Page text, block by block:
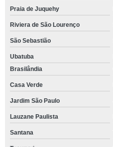
Praia de Juquehy
Riviera de São Lourenço
São Sebastião
Ubatuba
Brasilândia
Casa Verde
Jardim São Paulo
Lauzane Paulista
Santana